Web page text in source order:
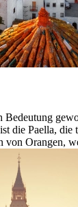
Bedeutung
die Paella, die
Orangen,